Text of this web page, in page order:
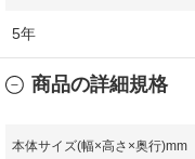
5年
商品の詳細規格
本体サイズ(幅×高さ×奥行)mm